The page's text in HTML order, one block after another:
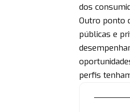
dos
Outro ponto
públicas e
perfis